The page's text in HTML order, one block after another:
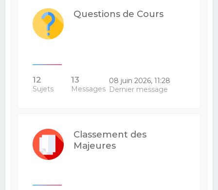
Questions de Cours
12
Sujets
13
Messages
08 juin 2026, 11:28
Dernier message
Classement des
Majeures